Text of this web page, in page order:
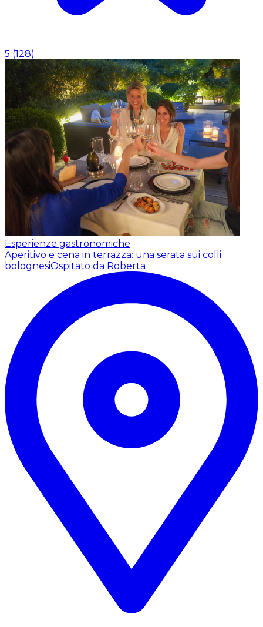
5 (128)
Esperienze gastronomiche
Aperitivo e cena in terrazza: una serata sui colli
bolognesiOspitato da Roberta